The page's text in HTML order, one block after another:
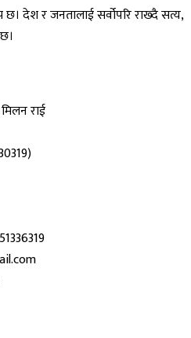
देश र जनतालाई सर्वोपरि राख्दै सत्य,
राई